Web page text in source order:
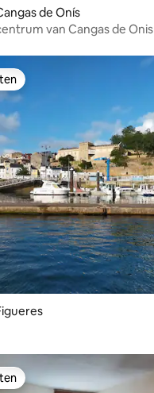
de Onís
van Cangas de Onis